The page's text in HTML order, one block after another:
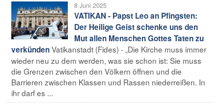
8 Juni 2025
VATIKAN - Papst Leo an Pfingsten:
Der Heilige Geist schenke uns den
Mut allen Menschen Gottes Taten zu
verkündenVatikanstadt (Fides) - „Die Kirche muss immer
wieder neu zu dem werden, was sie schon ist: Sie muss
die Grenzen zwischen den Völkern öffnen und die
Barrieren zwischen Klassen und Rassen niederreißen. In
ihr darf es ...